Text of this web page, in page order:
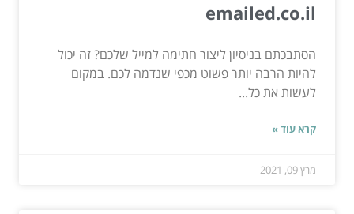
emailed.co.il
הסתבכתם בניסיון ליצור חתימה למייל שלכם? זה יכול
להיות הרבה יותר פשוט מכפי שנדמה לכם. במקום
לעשות את כל...
קרא עוד »
מרץ 09, 2021